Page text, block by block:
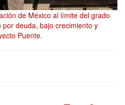
de México al límite del grado
deuda, bajo crecimiento y
Puente.